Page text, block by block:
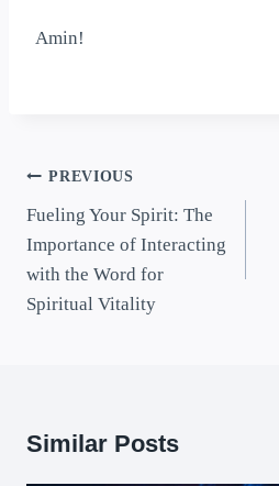
Amin!
PREVIOUS
Fueling Your Spirit: The
Importance of Interacting
with the Word for
Spiritual Vitality
Similar Posts